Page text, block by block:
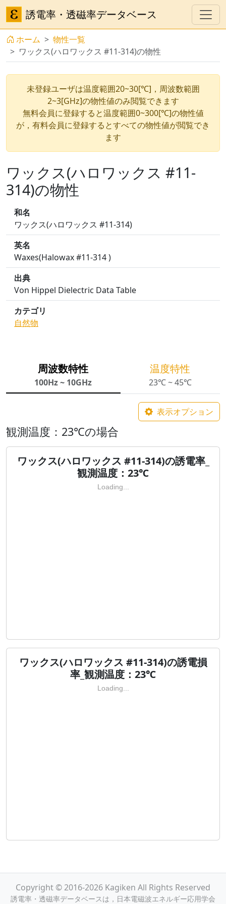
誘電率・透磁率データベース
ホーム
物性一覧
ワックス(ハロワックス #11-314)の物性
未登録ユーザは温度範囲20~30[℃]，周波数範囲
2~3[GHz]の物性値のみ閲覧できます
無料会員に登録すると温度範囲0~300[℃]の物性値
が，有料会員に登録するとすべての物性値が閲覧でき
ます
ワックス(ハロワックス #11-
314)の物性
和名
ワックス(ハロワックス #11-314)
英名
Waxes(Halowax #11-314 )
出典
Von Hippel Dielectric Data Table
カテゴリ
自然物
周波数特性
100Hz ~ 10GHz
温度特性
23℃ ~ 45℃
表示オプション
観測温度：23℃の場合
ワックス(ハロワックス #11-314)の誘電率_
観測温度：23℃
Loading...
ワックス(ハロワックス #11-314)の誘電損
率_観測温度：23℃
Loading...
Copyright © 2016-2026 Kagiken All Rights Reserved
誘電率・透磁率データベースは，日本電磁波エネルギー応用学会